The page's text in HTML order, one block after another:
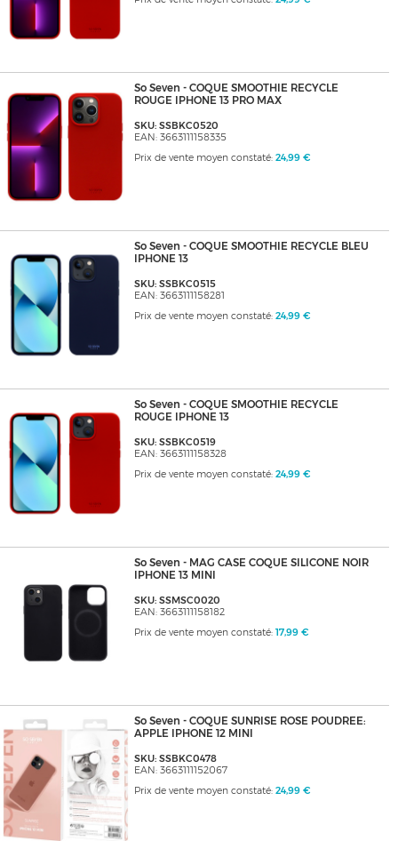
So Seven - COQUE SMOOTHIE RECYCLE
ROUGE IPHONE 13 PRO MAX
SKU: SSBKC0520
EAN: 3663111158335
Prix de vente moyen constaté: 24,99 €
So Seven - COQUE SMOOTHIE RECYCLE BLEU
IPHONE 13
SKU: SSBKC0515
EAN: 3663111158281
Prix de vente moyen constaté: 24,99 €
So Seven - COQUE SMOOTHIE RECYCLE
ROUGE IPHONE 13
SKU: SSBKC0519
EAN: 3663111158328
Prix de vente moyen constaté: 24,99 €
So Seven - MAG CASE COQUE SILICONE NOIR
IPHONE 13 MINI
SKU: SSMSC0020
EAN: 3663111158182
Prix de vente moyen constaté: 17,99 €
So Seven - COQUE SUNRISE ROSE POUDREE:
APPLE IPHONE 12 MINI
SKU: SSBKC0478
EAN: 3663111152067
Prix de vente moyen constaté: 24,99 €